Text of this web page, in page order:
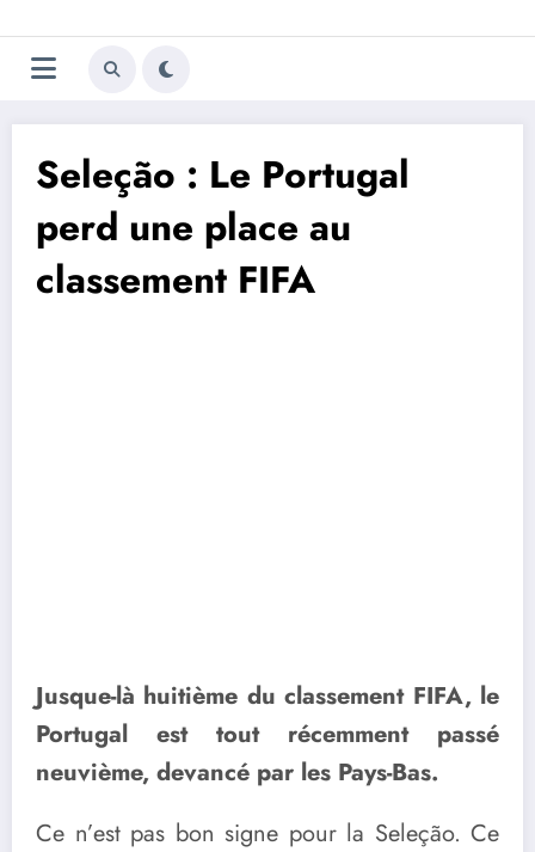
au
contenu
Trivela
L'actualité du football
Seleção : Le Portugal
perd une place au
classement FIFA
Jusque-là huitième du classement FIFA, le
Portugal est tout récemment passé
neuvième, devancé par les Pays-Bas.
Ce n’est pas bon signe pour la Seleção. Ce